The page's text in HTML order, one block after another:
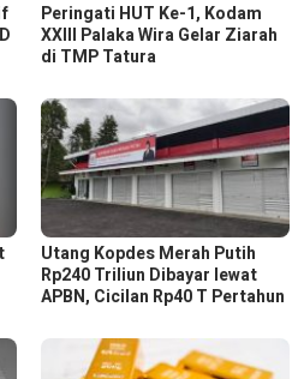
Peringati HUT Ke-1, Kodam
XXIII Palaka Wira Gelar Ziarah
di TMP Tatura
Utang Kopdes Merah Putih
Rp240 Triliun Dibayar lewat
APBN, Cicilan Rp40 T Pertahun